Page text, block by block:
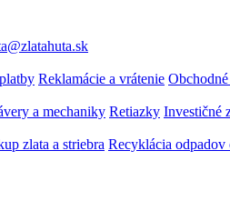
Reklamácie a vrátenie
a mechaniky Retiazky Investičné
zlata a striebra Recyklácia